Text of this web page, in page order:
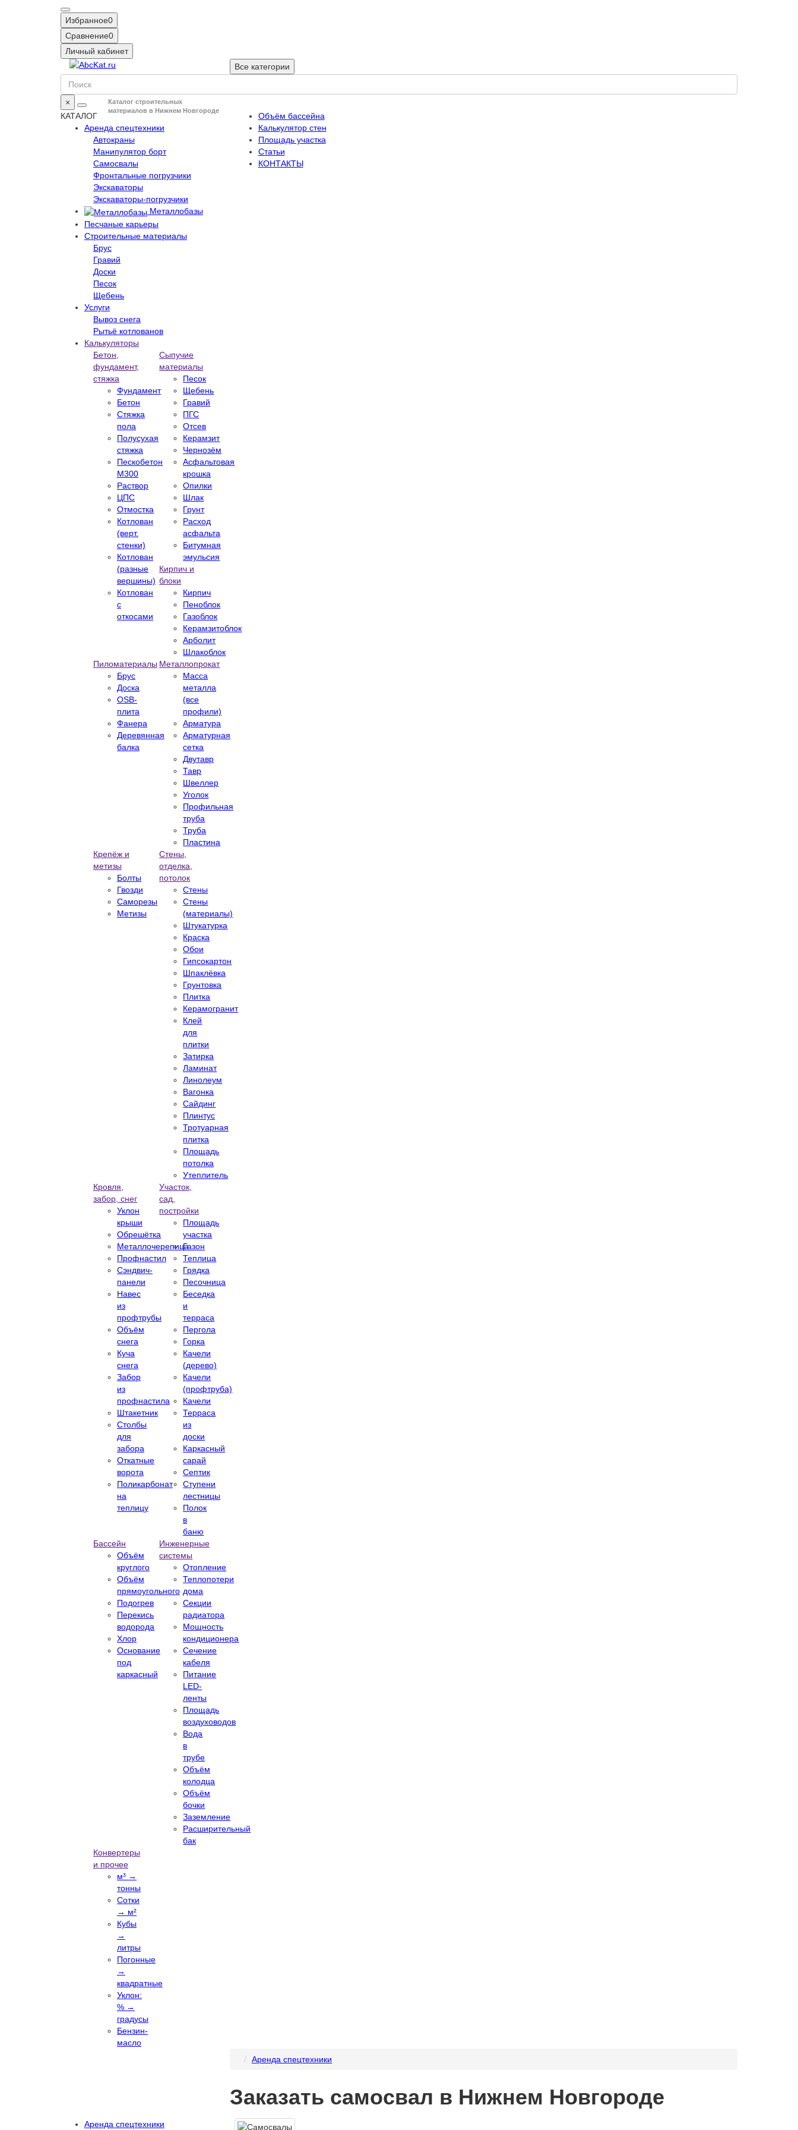
Избранное0
Сравнение0
Личный кабинет
Каталог строительных
материалов в Нижнем Новгороде
Все категории
×
КАТАЛОГ
Аренда спецтехники
Автокраны
Манипулятор борт
Самосвалы
Фронтальные погрузчики
Экскаваторы
Экскаваторы-погрузчики
Металлобазы
Песчаные карьеры
Строительные материалы
Брус
Гравий
Доски
Песок
Щебень
Услуги
Вывоз снега
Рытьё котлованов
Калькуляторы
Бетон,
фундамент,
стяжка
Фундамент
Бетон
Стяжка
пола
Полусухая
стяжка
Пескобетон
М300
Раствор
ЦПС
Отмостка
Котлован
(верт.
стенки)
Котлован
(разные
вершины)
Котлован
с
откосами
Сыпучие
материалы
Песок
Щебень
Гравий
ПГС
Отсев
Керамзит
Чернозём
Асфальтовая
крошка
Опилки
Шлак
Грунт
Расход
асфальта
Битумная
эмульсия
Кирпич и
блоки
Кирпич
Пеноблок
Газоблок
Керамзитоблок
Арболит
Шлакоблок
Пиломатериалы
Брус
Доска
OSB-
плита
Фанера
Деревянная
балка
Металлопрокат
Масса
металла
(все
профили)
Арматура
Арматурная
сетка
Двутавр
Тавр
Швеллер
Уголок
Профильная
труба
Труба
Пластина
Крепёж и
метизы
Болты
Гвозди
Саморезы
Метизы
Стены,
отделка,
потолок
Стены
Стены
(материалы)
Штукатурка
Краска
Обои
Гипсокартон
Шпаклёвка
Грунтовка
Плитка
Керамогранит
Клей
для
плитки
Затирка
Ламинат
Линолеум
Вагонка
Сайдинг
Плинтус
Тротуарная
плитка
Площадь
потолка
Утеплитель
Кровля,
забор, снег
Уклон
крыши
Обрешётка
Металлочерепица
Профнастил
Сэндвич-
панели
Навес
из
профтрубы
Объём
снега
Куча
снега
Забор
из
профнастила
Штакетник
Столбы
для
забора
Откатные
ворота
Поликарбонат
на
теплицу
Участок,
сад,
постройки
Площадь
участка
Газон
Теплица
Грядка
Песочница
Беседка
и
терраса
Пергола
Горка
Качели
(дерево)
Качели
(профтруба)
Качели
Терраса
из
доски
Каркасный
сарай
Септик
Ступени
лестницы
Полок
в
баню
Бассейн
Объём
круглого
Объём
прямоугольного
Подогрев
Перекись
водорода
Хлор
Основание
под
каркасный
Инженерные
системы
Отопление
Теплопотери
дома
Секции
радиатора
Мощность
кондиционера
Сечение
кабеля
Питание
LED-
ленты
Площадь
воздуховодов
Вода
в
трубе
Объём
колодца
Объём
бочки
Заземление
Расширительный
бак
Конвертеры
и прочее
м³ →
тонны
Сотки
→ м²
Кубы
→
литры
Погонные
→
квадратные
Уклон:
% →
градусы
Бензин-
масло
Объём бассейна
Калькулятор стен
Площадь участка
Статьи
КОНТАКТЫ
Аренда спецтехники
Заказать самосвал в Нижнем Новгороде
Аренда спецтехники